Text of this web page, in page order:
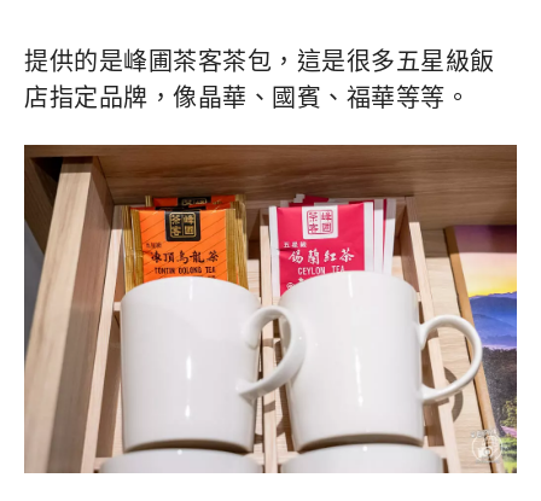
提供的是峰圃茶客茶包，這是很多五星級飯
店指定品牌，像晶華、國賓、福華等等。